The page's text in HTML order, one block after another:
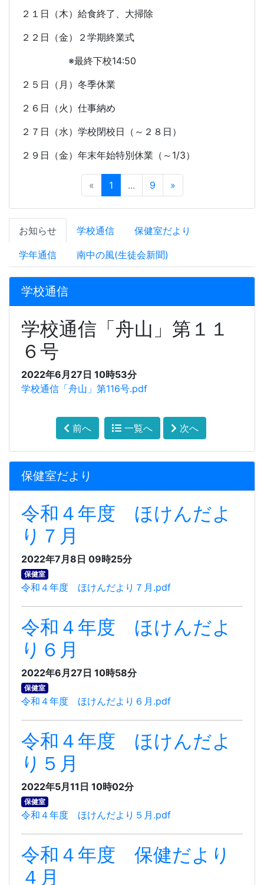
２１日（木）給食終了、大掃除
２２日（金）２学期終業式
※最終下校14:50
２５日（月）冬季休業
２６日（火）仕事納め
２７日（水）学校閉校日（～２８日）
２９日（金）年末年始特別休業（～ 1/3）
« 1 ... 9 »
お知らせ 学校通信 保健室だより
学年通信 南中の風(生徒会新聞)
学校通信
学校通信「舟山」第１１
６号
2022年6月27日 10時53分
学校通信「舟山」第116号.pdf
前へ 一覧へ 次へ
保健室だより
令和４年度 ほけんだよ
り７月
2022年7月8日 09時25分
保健室
令和４年度 ほけんだより７月.pdf
令和４年度 ほけんだよ
り６月
2022年6月27日 10時58分
保健室
令和４年度 ほけんだより６月.pdf
令和４年度 ほけんだよ
り５月
2022年5月11日 10時02分
保健室
令和４年度 ほけんだより５月.pdf
令和４年度 保健だより
４月